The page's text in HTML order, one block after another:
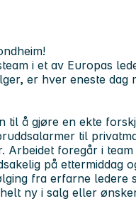
i et av Europas
er hver eneste dag
til å gjøre en ekte
til
Arbeidet foregår i team
på ettermiddag
fra erfarne ledere
ny i salg eller